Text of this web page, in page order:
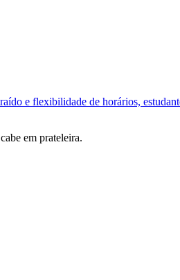
e flexibilidade de horários,
em prateleira.